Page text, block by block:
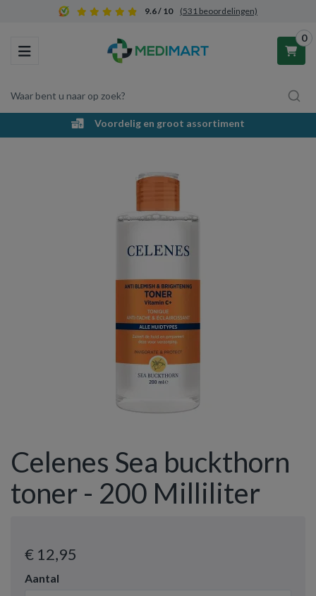
9.6 / 10 (531 beoordelingen)
Toggle navigation
Waar bent u naar op zoek?
0
Winkelwagen
Vul hem met producten.
Voordelig en groot assortiment
Celenes Sea buckthorn
toner - 200 Milliliter
€ 12,95
Aantal